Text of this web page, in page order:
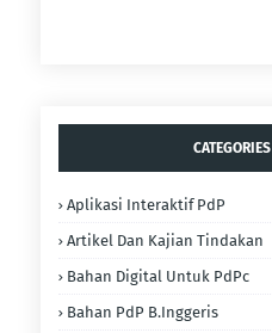
CATEGORIES
Aplikasi Interaktif PdP
Artikel Dan Kajian Tindakan
Bahan Digital Untuk PdPc
Bahan PdP B.Inggeris